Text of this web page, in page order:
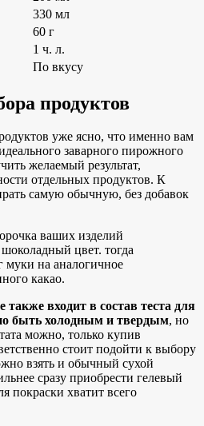
330 мл
60 г
1 ч. л.
По вкусу
продуктов
уже ясно, что именно вам
заварного пирожного
желаемый результат,
отдельных продуктов. К
самую обычную, без добавок
ваших изделий
цвет. тогда
муки на аналогичное
какао.
входит в состав теста для
быть холодным и твердым, но
можно, только купив
стоит подойти к выбору
взять и обычный сухой
сразу приобрести гелевый
покраски хватит всего